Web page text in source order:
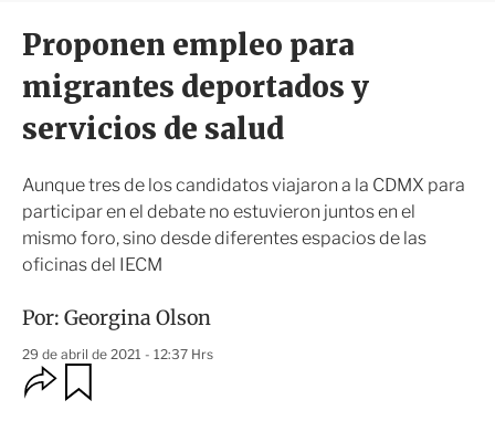
ó
i
r
Proponen empleo para
migrantes deportados y
servicios de salud
Aunque tres de los candidatos viajaron a la CDMX para
participar en el debate no estuvieron juntos en el
mismo foro, sino desde diferentes espacios de las
oficinas del IECM
Por: Georgina Olson
29 de abril de 2021 - 12:37 Hrs
O
p